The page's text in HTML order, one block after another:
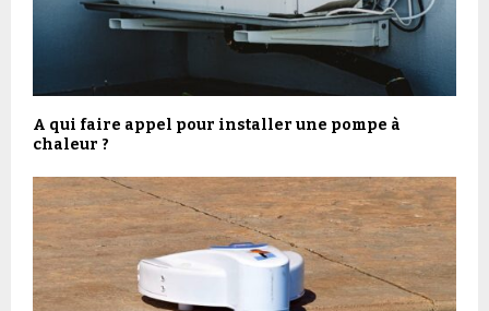
A qui faire appel pour installer une pompe à
chaleur ?